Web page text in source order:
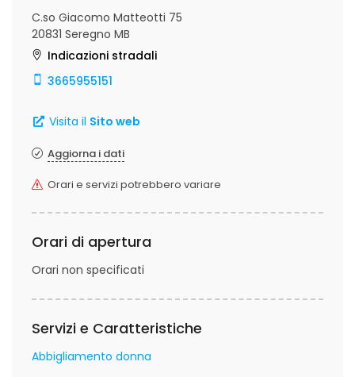
C.so Giacomo Matteotti 75
20831 Seregno MB
Indicazioni stradali
3665955151
Visita il Sito web
Aggiorna i dati
Orari e servizi potrebbero variare
Orari di apertura
Orari non specificati
Servizi e Caratteristiche
Abbigliamento donna